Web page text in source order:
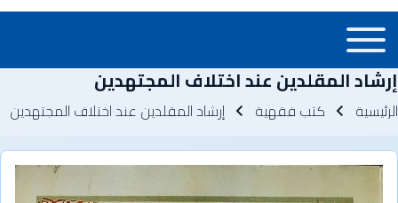
Main_Menu_ar
Toggle main menu
إرشاد المقلدين عند اختلاف المجتهدين
مسار التنقل
الرئيسية كتب فقهية إرشاد المقلدين عند اختلاف المجتهدين